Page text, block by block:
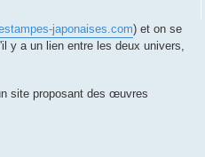
japonaises.com) et on se
y a un lien entre les deux univers,
site proposant des œuvres